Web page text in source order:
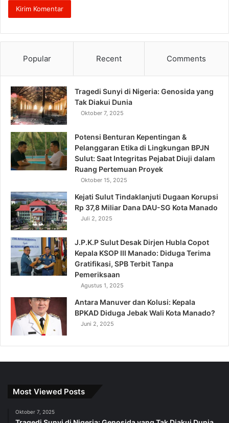
Popular Recent Comments
Tragedi Sunyi di Nigeria: Genosida yang
Tak Diakui Dunia
Oktober 7, 2025
Potensi Benturan Kepentingan &
Pelanggaran Etika di Lingkungan BPJN
Sulut: Saat Integritas Pejabat Diuji dalam
Ruang Pertemuan Proyek
Oktober 15, 2025
Kejati Sulut Tindaklanjuti Dugaan Korupsi
Rp 37,8 Miliar Dana DAU-SG Kota Manado
Juli 2, 2025
J.P.K.P Sulut Desak Dirjen Hubla Copot
Kepala KSOP III Manado: Diduga Terima
Gratifikasi, SPB Terbit Tanpa
Pemeriksaan
Agustus 1, 2025
Antara Manuver dan Kolusi: Kepala
BPKAD Diduga Jebak Wali Kota Manado?
Juni 2, 2025
Most Viewed Posts
Oktober 7, 2025